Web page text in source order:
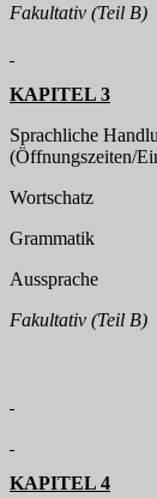
Fakultativ (Teil B)
KAPITEL 3
Sprachliche
(Öffnungszeiten/
Wortschatz
Grammatik
Aussprache
Fakultativ (Teil B)
KAPITEL 4